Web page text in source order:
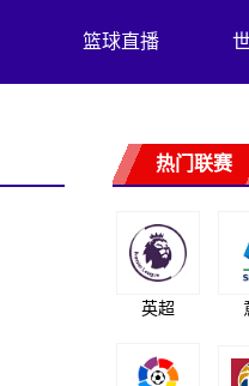
篮球直播
热门联赛
英超